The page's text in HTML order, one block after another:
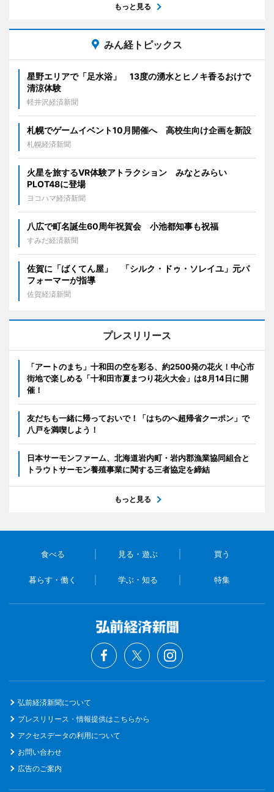
もっと見る
みん経トピックス
星野エリアで「足水浴」 13度の湧水とヒノキ香るおけで
清涼体験
軽井沢経済新聞
札幌でゲームイベント10月開催へ 高校生向け企画を新設
札幌経済新聞
火星を旅するVR体験アトラクション みなとみらい
PLOT48に登場
ヨコハマ経済新聞
八広で町名誕生60周年祝賀会 小池都知事も祝福
すみだ経済新聞
佐賀に「ばくてん屋」 「シルク・ドゥ・ソレイユ」元パ
フォーマーが指導
佐賀経済新聞
プレスリリース
「アートのまち」十和田の空を彩る、約2500発の花火！中心市
街地で楽しめる「十和田市夏まつり花火大会」は8月14日に開
催！
友だちも一緒に帰っておいで！「はちのへ超帰省クーポン」で
八戸を満喫しよう！
日本サーモンファーム、北海道岩内町・岩内郡漁業協同組合と
トラウトサーモン養殖事業に関する三者協定を締結
もっと見る
食べる 見る・遊ぶ 買う
暮らす・働く 学ぶ・知る 特集
弘前経済新聞について
プレスリリース・情報提供はこちらから
アクセスデータの利用について
お問い合わせ
広告のご案内